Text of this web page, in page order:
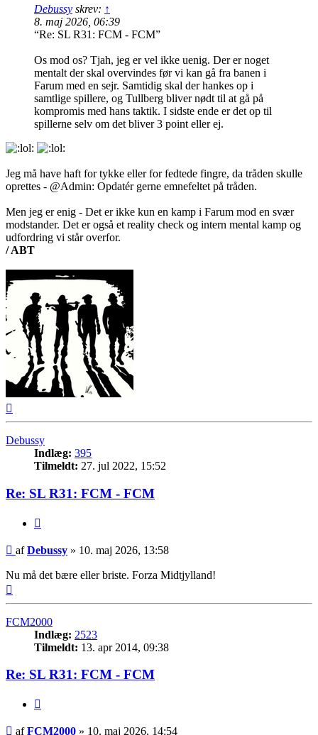
Debussy skrev: ↑
8. maj 2026, 06:39
“Re: SL R31: FCM - FCM”
Os mod os? Tjah, jeg er vel ikke uenig. Der er noget
mentalt der skal overvindes før vi kan gå fra banen i
Farum med en sejr. Samtidig skal der hankes op i
samtlige spillere, og Tullberg bliver nødt til at gå på
kompromis med hans taktik. I sidste ende er det op til
spillerne selv om det bliver 3 point eller ej.
Jeg må have haft for tykke eller for fedtede fingre, da tråden skulle
oprettes - @Admin: Opdatér gerne emnefeltet på tråden.
Men jeg er enig - Det er ikke kun en kamp i Farum mod en svær
modstander. Det er også et reality check og intern mental kamp og
udfordring vi står overfor.
/ ABT
Debussy
Indlæg: 395
Tilmeldt: 27. jul 2022, 15:52
Re: SL R31: FCM - FCM
Indlæg
afDebussy » 10. maj 2026, 13:58
Nu må det bære eller briste. Forza Midtjylland!
FCM2000
Indlæg: 2523
Tilmeldt: 13. apr 2014, 09:38
Re: SL R31: FCM - FCM
Indlæg
afFCM2000 » 10. maj 2026, 14:54